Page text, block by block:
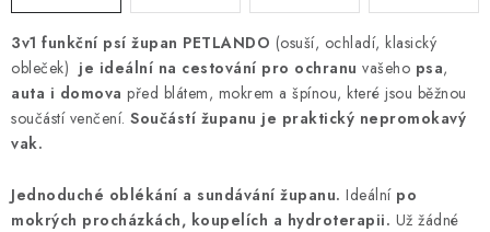
Jak vyměnit či vrátit zboží
Podmínky ochrany osobních údajů
Obchodní podmínky
Doprava a platba Moje objednávka
3v1 funkční psí župan PETLANDO (osuší, ochladí, klasický
obleček) je ideální na cestování pro ochranu vašeho psa,
auta i domova před blátem, mokrem a špínou, které jsou běžnou
součástí venčení. Součástí županu je praktický nepromokavý
vak.
Jednoduché oblékání a sundávání županu. Ideální po
mokrých procházkách, koupelích a hydroterapii. Už žádné